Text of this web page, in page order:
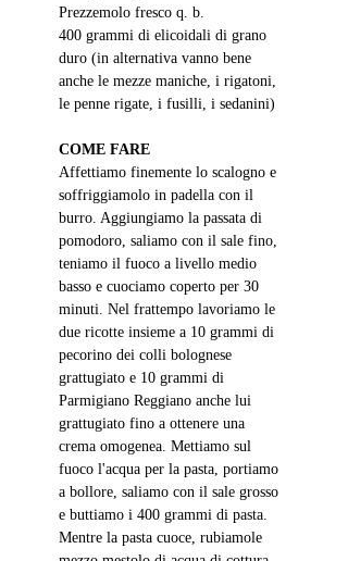
Prezzemolo fresco q. b.
400 grammi di elicoidali di grano
duro (in alternativa vanno bene
anche le mezze maniche, i rigatoni,
le penne rigate, i fusilli, i sedanini)
COME FARE
Affettiamo finemente lo scalogno e
soffriggiamolo in padella con il
burro. Aggiungiamo la passata di
pomodoro, saliamo con il sale fino,
teniamo il fuoco a livello medio
basso e cuociamo coperto per 30
minuti. Nel frattempo lavoriamo le
due ricotte insieme a 10 grammi di
pecorino dei colli bolognese
grattugiato e 10 grammi di
Parmigiano Reggiano anche lui
grattugiato fino a ottenere una
crema omogenea. Mettiamo sul
fuoco l'acqua per la pasta, portiamo
a bollore, saliamo con il sale grosso
e buttiamo i 400 grammi di pasta.
Mentre la pasta cuoce, rubiamole